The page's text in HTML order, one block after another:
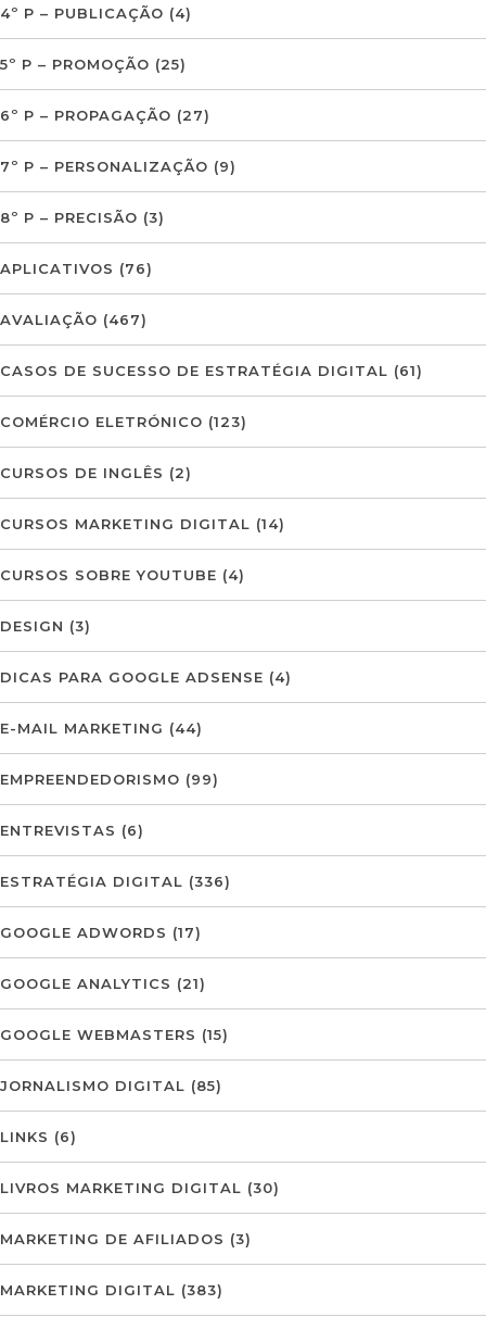
4º P – PUBLICAÇÃO (4)
5º P – PROMOÇÃO (25)
6º P – PROPAGAÇÃO (27)
7º P – PERSONALIZAÇÃO (9)
8º P – PRECISÃO (3)
APLICATIVOS (76)
AVALIAÇÃO (467)
CASOS DE SUCESSO DE ESTRATÉGIA DIGITAL (61)
COMÉRCIO ELETRÓNICO (123)
CURSOS DE INGLÊS (2)
CURSOS MARKETING DIGITAL (14)
CURSOS SOBRE YOUTUBE (4)
DESIGN (3)
DICAS PARA GOOGLE ADSENSE (4)
E-MAIL MARKETING (44)
EMPREENDEDORISMO (99)
ENTREVISTAS (6)
ESTRATÉGIA DIGITAL (336)
GOOGLE ADWORDS (17)
GOOGLE ANALYTICS (21)
GOOGLE WEBMASTERS (15)
JORNALISMO DIGITAL (85)
LINKS (6)
LIVROS MARKETING DIGITAL (30)
MARKETING DE AFILIADOS (3)
MARKETING DIGITAL (383)